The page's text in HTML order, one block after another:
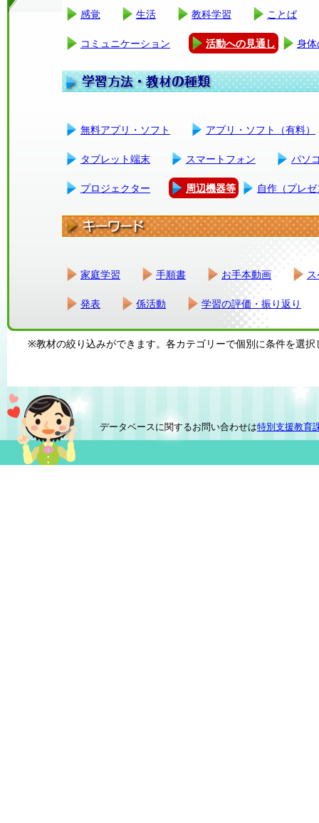
感覚 生活 教科学習 ことば
コミュニケーション 活動への見通し 身
無料アプリ・ソフト アプリ・ソフト（有料）
タブレット端末 スマートフォン パソ
プロジェクター 周辺機器等 自作（プレ
家庭学習 手順書 お手本動画
発表 係活動 学習の評価・振り返り
※教材の絞り込みができます。各カテゴリーで個別に条件を選択
データベースに関するお問い合わせは特別支援教育